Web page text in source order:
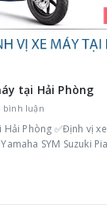
tại Hải Phòng
bình luận
Phòng ✅Định vị
SYM Suzuki